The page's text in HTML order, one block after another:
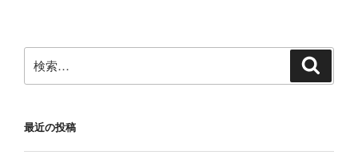
索:
最近の投稿